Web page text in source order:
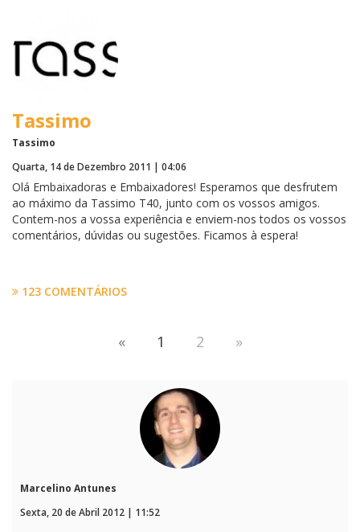
Vê no interior como decorreu a campanha.
Tassimo
Tassimo
Quarta, 14 de Dezembro 2011 | 04:06
Olá Embaixadoras e Embaixadores! Esperamos que desfrutem
ao máximo da Tassimo T40, junto com os vossos amigos.
Contem-nos a vossa experiência e enviem-nos todos os vossos
comentários, dúvidas ou sugestões. Ficamos à espera!
123 COMENTÁRIOS
« 1 2 »
Marcelino Antunes
Sexta, 20 de Abril 2012 | 11:52